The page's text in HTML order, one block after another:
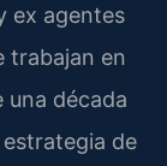
ex agentes
trabajan en
una década
estrategia de